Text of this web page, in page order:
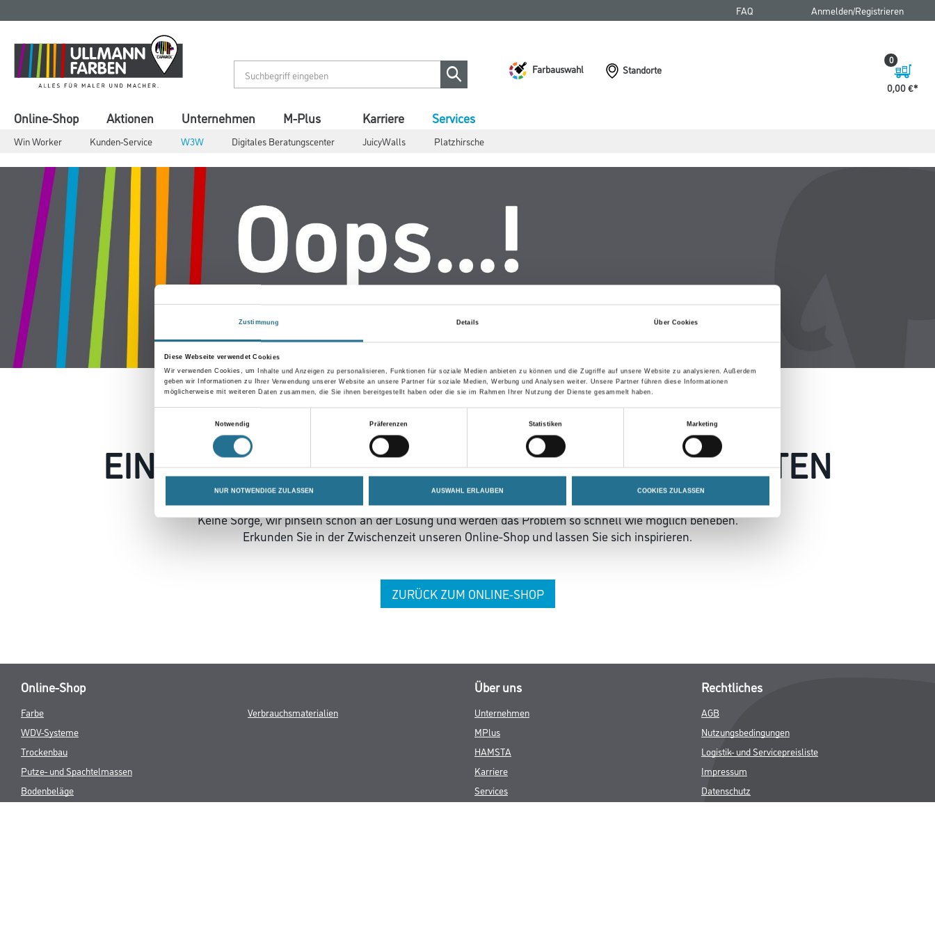
Zustimmung Details Über Cookies
Diese Webseite verwendet Cookies
Wir verwenden Cookies, um Inhalte und Anzeigen zu personalisieren, Funktionen für soziale Medien anbieten zu können und die Zugriffe auf unsere Website zu analysieren. Außerdem
geben wir Informationen zu Ihrer Verwendung unserer Website an unsere Partner für soziale Medien, Werbung und Analysen weiter. Unsere Partner führen diese Informationen
möglicherweise mit weiteren Daten zusammen, die Sie ihnen bereitgestellt haben oder die sie im Rahmen Ihrer Nutzung der Dienste gesammelt haben.
Notwendig
Präferenzen Statistiken Marketing
NUR NOTWENDIGE ZULASSEN AUSWAHL ERLAUBEN COOKIES ZULASSEN
springen
springen
FAQ Anmelden/Registrieren
Farbauswahl
Standorte
0,00 €
0
Online-Shop Aktionen Unternehmen M-Plus Karriere Services
Win Worker Kunden-Service W3W Digitales Beratungscenter JuicyWalls Platzhirsche
EIN KLEINER ZWISCHENFALL IST AUFGETRETEN
Keine Sorge, wir pinseln schon an der Lösung und werden das Problem so schnell wie möglich beheben.
Erkunden Sie in der Zwischenzeit unseren Online-Shop und lassen Sie sich inspirieren.
ZURÜCK ZUM ONLINE-SHOP
Online-Shop
Farbe
WDV-Systeme
Trockenbau
Putze- und Spachtelmassen
Bodenbeläge
Verbrauchsmaterialien
Über uns
Unternehmen
MPlus
HAMSTA
Karriere
Services
Rechtliches
AGB
Nutzungsbedingungen
Logistik- und Servicepreisliste
Impressum
Datenschutz